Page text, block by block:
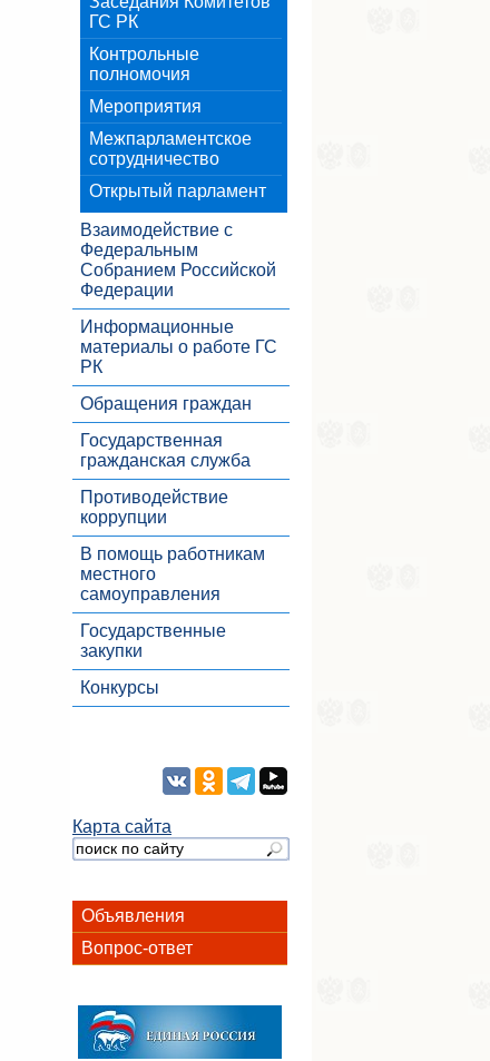
ГС РК
Контрольные
полномочия
Мероприятия
Межпарламентское
сотрудничество
Открытый парламент
Взаимодействие с
Федеральным
Собранием Российской
Федерации
Информационные
материалы о работе ГС
РК
Обращения граждан
Государственная
гражданская служба
Противодействие
коррупции
В помощь работникам
местного
самоуправления
Государственные
закупки
Конкурсы
Карта сайта
Объявления
Вопрос-ответ